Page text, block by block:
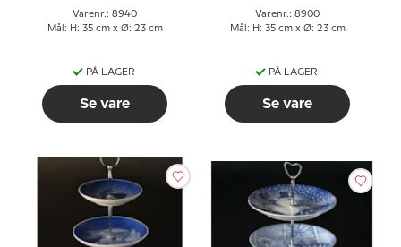
Varenr.: 8940
Mål: H: 35 cm x Ø: 23 cm
PÅ LAGER
Se vare
Varenr.: 8900
Mål: H: 35 cm x Ø: 23 cm
PÅ LAGER
Se vare